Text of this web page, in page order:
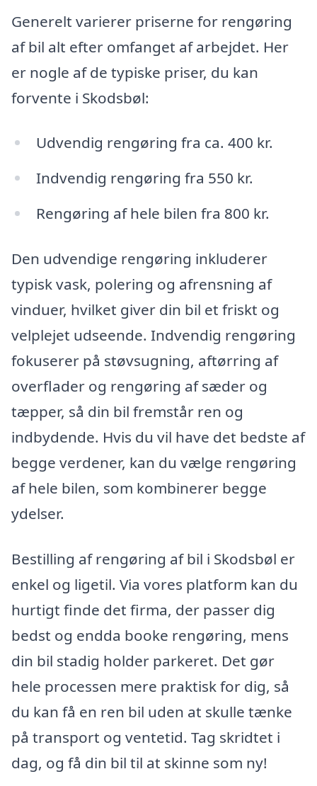
Generelt varierer priserne for rengøring
af bil alt efter omfanget af arbejdet. Her
er nogle af de typiske priser, du kan
forvente i Skodsbøl:
Udvendig rengøring fra ca. 400 kr.
Indvendig rengøring fra 550 kr.
Rengøring af hele bilen fra 800 kr.
Den udvendige rengøring inkluderer
typisk vask, polering og afrensning af
vinduer, hvilket giver din bil et friskt og
velplejet udseende. Indvendig rengøring
fokuserer på støvsugning, aftørring af
overflader og rengøring af sæder og
tæpper, så din bil fremstår ren og
indbydende. Hvis du vil have det bedste af
begge verdener, kan du vælge rengøring
af hele bilen, som kombinerer begge
ydelser.
Bestilling af rengøring af bil i Skodsbøl er
enkel og ligetil. Via vores platform kan du
hurtigt finde det firma, der passer dig
bedst og endda booke rengøring, mens
din bil stadig holder parkeret. Det gør
hele processen mere praktisk for dig, så
du kan få en ren bil uden at skulle tænke
på transport og ventetid. Tag skridtet i
dag, og få din bil til at skinne som ny!